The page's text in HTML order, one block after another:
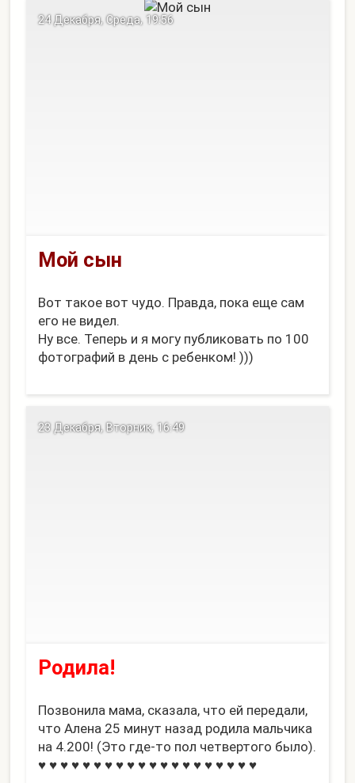
ссылок.
Получилось довольно красивое и довольно
Мой сын
Вот такое вот чудо. Правда, пока еще сам
его не видел.
Ну все. Теперь и я могу публиковать по 100
фотографий в день с ребенком! )))
24 Декабря, Среда, 19:56
Родила!
Позвонила мама, сказала, что ей передали,
что Алена 25 минут назад родила мальчика
на 4.200! (Это где-то пол четвертого было).
♥ ♥ ♥ ♥ ♥ ♥ ♥ ♥ ♥ ♥ ♥ ♥ ♥ ♥ ♥ ♥ ♥ ♥ ♥ ♥
23 Декабря, Вторник, 16:49